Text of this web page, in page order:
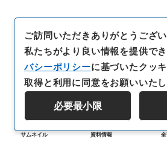
サムネイル 資料情報 全
ご訪問いただきありがとうござい
私たちがより良い情報を提供でき
バシーポリシーに基づいたクッ
取得と利用に同意をお願いいたし
必要最小限